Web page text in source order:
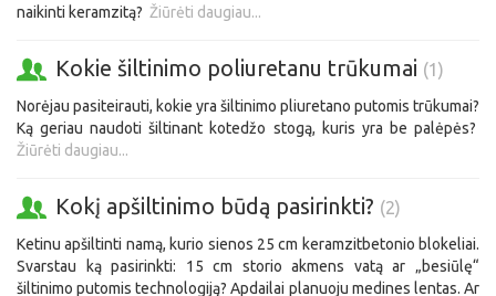
naikinti keramzitą? Žiūrėti daugiau...
Kokie šiltinimo poliuretanu trūkumai (1)
Norėjau pasiteirauti, kokie yra šiltinimo pliuretano putomis trūkumai?
Ką geriau naudoti šiltinant kotedžo stogą, kuris yra be palėpės?
Žiūrėti daugiau...
Kokį apšiltinimo būdą pasirinkti? (2)
Ketinu apšiltinti namą, kurio sienos 25 cm keramzitbetonio blokeliai.
Svarstau ką pasirinkti: 15 cm storio akmens vatą ar „besiūlę“
šiltinimo putomis technologiją? Apdailai planuoju medines lentas. Ar